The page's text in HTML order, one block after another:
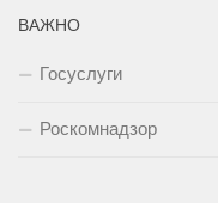
ВАЖНО
Госуслуги
Роскомнадзор